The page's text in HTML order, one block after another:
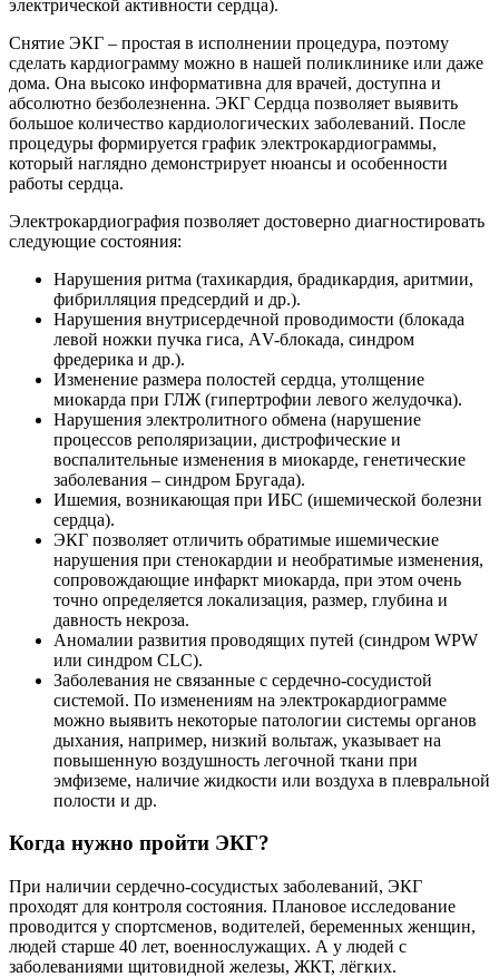
электрической активности сердца).
Снятие ЭКГ – простая в исполнении процедура, поэтому
сделать кардиограмму можно в нашей поликлинике или даже
дома. Она высоко информативна для врачей, доступна и
абсолютно безболезненна. ЭКГ Сердца позволяет выявить
большое количество кардиологических заболеваний. После
процедуры формируется график электрокардиограммы,
который наглядно демонстрирует нюансы и особенности
работы сердца.
Электрокардиография позволяет достоверно диагностировать
следующие состояния:
Нарушения ритма (тахикардия, брадикардия, аритмии,
фибрилляция предсердий и др.).
Нарушения внутрисердечной проводимости (блокада
левой ножки пучка гиса, АV-блокада, синдром
фредерика и др.).
Изменение размера полостей сердца, утолщение
миокарда при ГЛЖ (гипертрофии левого желудочка).
Нарушения электролитного обмена (нарушение
процессов реполяризации, дистрофические и
воспалительные изменения в миокарде, генетические
заболевания – синдром Бругада).
Ишемия, возникающая при ИБС (ишемической болезни
сердца).
ЭКГ позволяет отличить обратимые ишемические
нарушения при стенокардии и необратимые изменения,
сопровождающие инфаркт миокарда, при этом очень
точно определяется локализация, размер, глубина и
давность некроза.
Аномалии развития проводящих путей (синдром WPW
или синдром CLC).
Заболевания не связанные с сердечно-сосудистой
системой. По изменениям на электрокардиограмме
можно выявить некоторые патологии системы органов
дыхания, например, низкий вольтаж, указывает на
повышенную воздушность легочной ткани при
эмфиземе, наличие жидкости или воздуха в плевральной
полости и др.
Когда нужно пройти ЭКГ?
При наличии сердечно-сосудистых заболеваний, ЭКГ
проходят для контроля состояния. Плановое исследование
проводится у спортсменов, водителей, беременных женщин,
людей старше 40 лет, военнослужащих. А у людей с
заболеваниями щитовидной железы, ЖКТ, лёгких.